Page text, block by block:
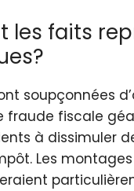
les faits
soupçonnées
fraude fiscale
à dissimuler
Les